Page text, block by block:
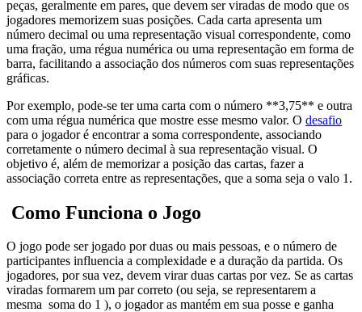
peças, geralmente em pares, que devem ser viradas de modo que os
jogadores memorizem suas posições. Cada carta apresenta um
número decimal ou uma representação visual correspondente, como
uma fração, uma régua numérica ou uma representação em forma de
barra, facilitando a associação dos números com suas representações
gráficas.
Por exemplo, pode-se ter uma carta com o número **3,75** e outra
com uma régua numérica que mostre esse mesmo valor. O desafio
para o jogador é encontrar a soma correspondente, associando
corretamente o número decimal à sua representação visual. O
objetivo é, além de memorizar a posição das cartas, fazer a
associação correta entre as representações, que a soma seja o valo 1.
Como Funciona o Jogo
O jogo pode ser jogado por duas ou mais pessoas, e o número de
participantes influencia a complexidade e a duração da partida. Os
jogadores, por sua vez, devem virar duas cartas por vez. Se as cartas
viradas formarem um par correto (ou seja, se representarem a
mesma soma do 1 ), o jogador as mantém em sua posse e ganha